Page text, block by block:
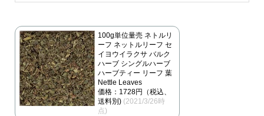
100g単位量売 ネトルリ
ーフ ネットルリーフ セ
イヨウイラクサ バルク
ハーブ シングルハーブ
ハーブティー リーフ 葉
Nettle Leaves
価格：1728円（税込、
送料別) (2021/3/26時
点)